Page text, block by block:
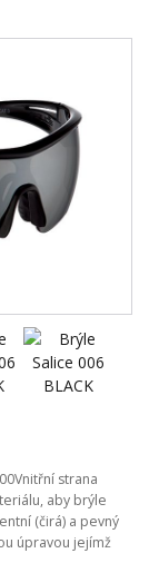
strana
aby brýle
(čirá) a pevný
úpravou jejímž